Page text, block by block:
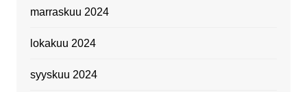
marraskuu 2024
lokakuu 2024
syyskuu 2024